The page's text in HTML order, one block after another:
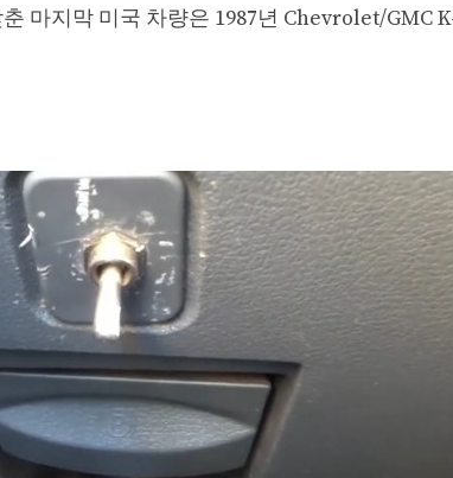
마지막 미국 차량은 1987년 Chevrolet/GMC